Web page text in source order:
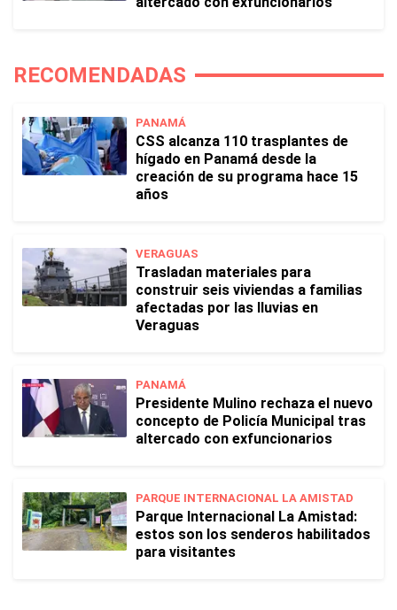
RECOMENDADAS
PANAMÁ
CSS alcanza 110 trasplantes de
hígado en Panamá desde la
creación de su programa hace 15
años
VERAGUAS
Trasladan materiales para
construir seis viviendas a familias
afectadas por las lluvias en
Veraguas
PANAMÁ
Presidente Mulino rechaza el nuevo
concepto de Policía Municipal tras
altercado con exfuncionarios
PARQUE INTERNACIONAL LA AMISTAD
Parque Internacional La Amistad:
estos son los senderos habilitados
para visitantes